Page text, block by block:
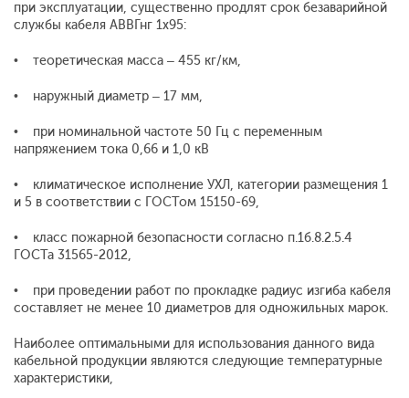
при эксплуатации, существенно продлят срок безаварийной
службы кабеля АВВГнг 1x95:
• теоретическая масса – 455 кг/км,
• наружный диаметр – 17 мм,
• при номинальной частоте 50 Гц с переменным
напряжением тока 0,66 и 1,0 кВ
• климатическое исполнение УХЛ, категории размещения 1
и 5 в соответствии с ГОСТом 15150-69,
• класс пожарной безопасности согласно п.1б.8.2.5.4
ГОСТа 31565-2012,
• при проведении работ по прокладке радиус изгиба кабеля
составляет не менее 10 диаметров для одножильных марок.
Наиболее оптимальными для использования данного вида
кабельной продукции являются следующие температурные
характеристики,